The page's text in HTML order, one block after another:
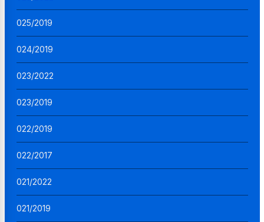
025/2019
024/2019
023/2022
023/2019
022/2019
022/2017
021/2022
021/2019